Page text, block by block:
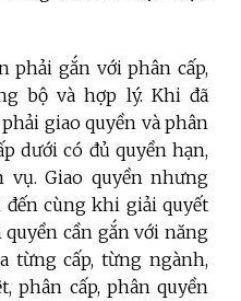
gắn với phân cấp,
bộ và hợp lý. Khi đã
giao quyền và phân
dưới có đủ quyền hạn,
Giao quyền nhưng
cùng khi giải quyết
quyền cần gắn với năng
từng cấp, từng ngành,
phân cấp, phân quyền